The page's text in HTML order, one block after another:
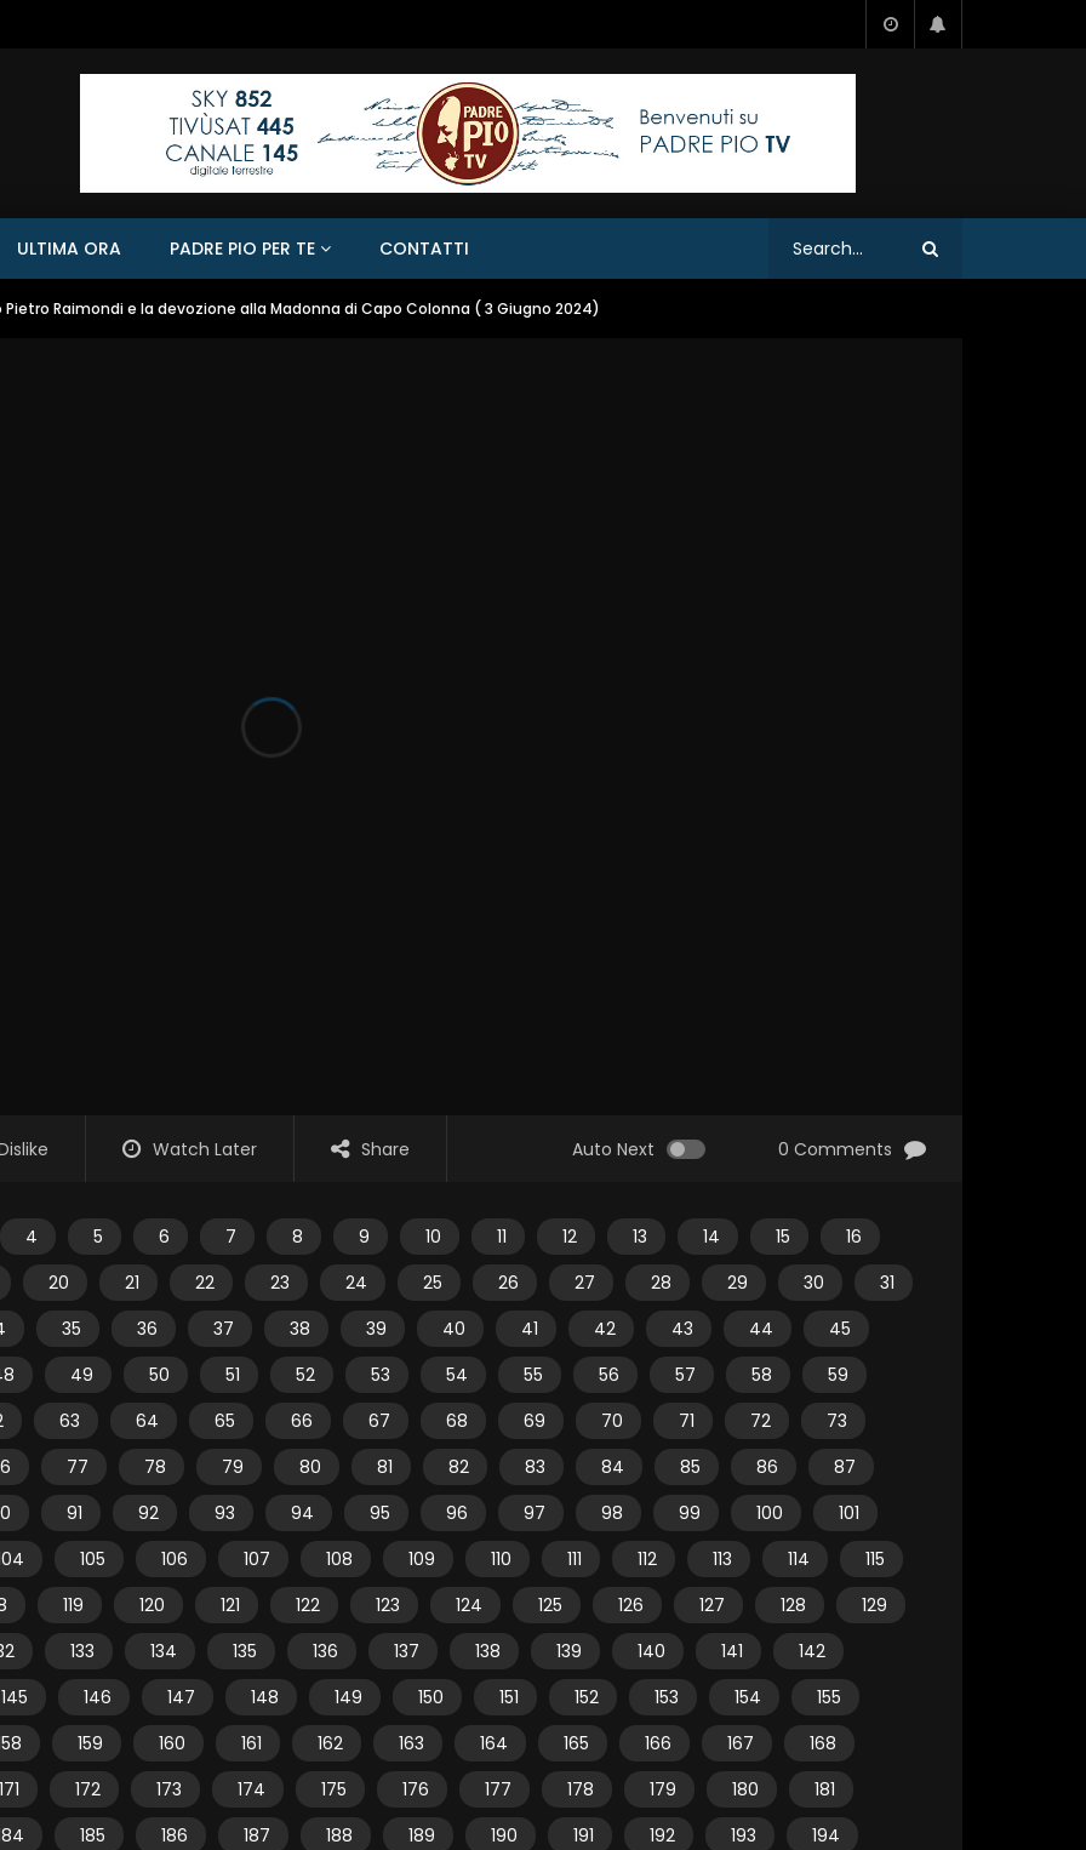
ULTIMA ORA PADRE PIO PER TE CONTATTI
Pietro Raimondi e la devozione alla Madonna di Capo Colonna ( 3 Giugno 2024)
Watch Later Share Auto Next 0 Comments
4 5 6 7 8 9 10 11 12 13 14 15
16
20
21 22 23 24 25 26 27 28 29 30
31
35 36 37 38 39 40 41 42 43 44
45
49 50 51 52 53 54 55 56 57 58
59
63 64 65 66 67 68 69 70 71 72
73
77 78 79 80 81 82 83 84 85 86
87
91 92 93 94 95 96 97 98 99 100
101
105 106 107 108 109 110 111 112 113 114
115
119 120 121 122 123 124 125 126 127 128
129
133 134 135 136 137 138 139 140 141
142
145
146 147 148 149 150 151 152 153 154
155
159 160 161 162 163 164 165 166 167
168
171
172 173 174 175 176 177 178 179 180
181
185 186 187 188 189 190 191 192 193
194